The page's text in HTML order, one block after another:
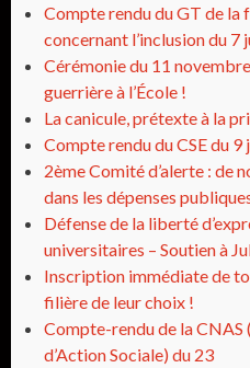
Compte rendu du GT de la
concernant l’inclusion du 7
Cérémonie du 11
guerrière à l’École !
La canicule, prétexte à la
Compte rendu du CSE du
2ème Comité d’alerte : de
dans les dépenses
Défense de la liberté
universitaires – Soutien à
Inscription immédiate de
filière de leur choix !
Compte-rendu de la
d’Action Sociale) du 23